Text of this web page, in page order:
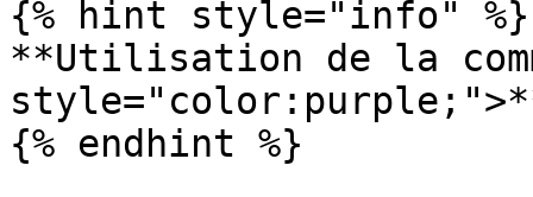
{% hint style="info" %}
**Utilisation de la
{% endhint %}